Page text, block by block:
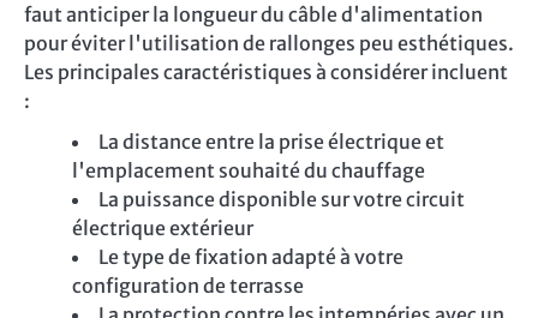
faut anticiper la longueur du câble d'alimentation
pour éviter l'utilisation de rallonges peu esthétiques.
Les principales caractéristiques à considérer incluent
:
La distance entre la prise électrique et
l'emplacement souhaité du chauffage
La puissance disponible sur votre circuit
électrique extérieur
Le type de fixation adapté à votre
configuration de terrasse